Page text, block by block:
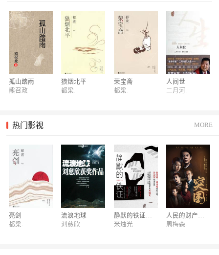
饭！
好书全本看：折扣不限时！
保住你的钱包，这些完结好书全本购买，好看还优惠！
女频新书，抢鲜看！
那些让你看了又看，看完还不过瘾，能够抵御过节无聊尴尬
的好书，都给你整理出来了！
大神老施新书：霸婿崛起！
美女总裁嫁给世家废物二少爷，受尽白眼与嘲讽却不离不
弃，终等到蛰伏数年废物二少爷一朝崛起，搅动风云，成就
最强夫婿！
大神肥茄子新书：近身狂婿
孤山踏雨
熊召政
狼烟北平
都梁.
荣宝斋
都梁.
人间世
二月河.
热门影视 MORE
亮剑
都梁.
流浪地球
刘慈欣
静默的铁证（网剧《真相》原著）
米烛光
人民的财产（电视剧《突围》原著）
周梅森.